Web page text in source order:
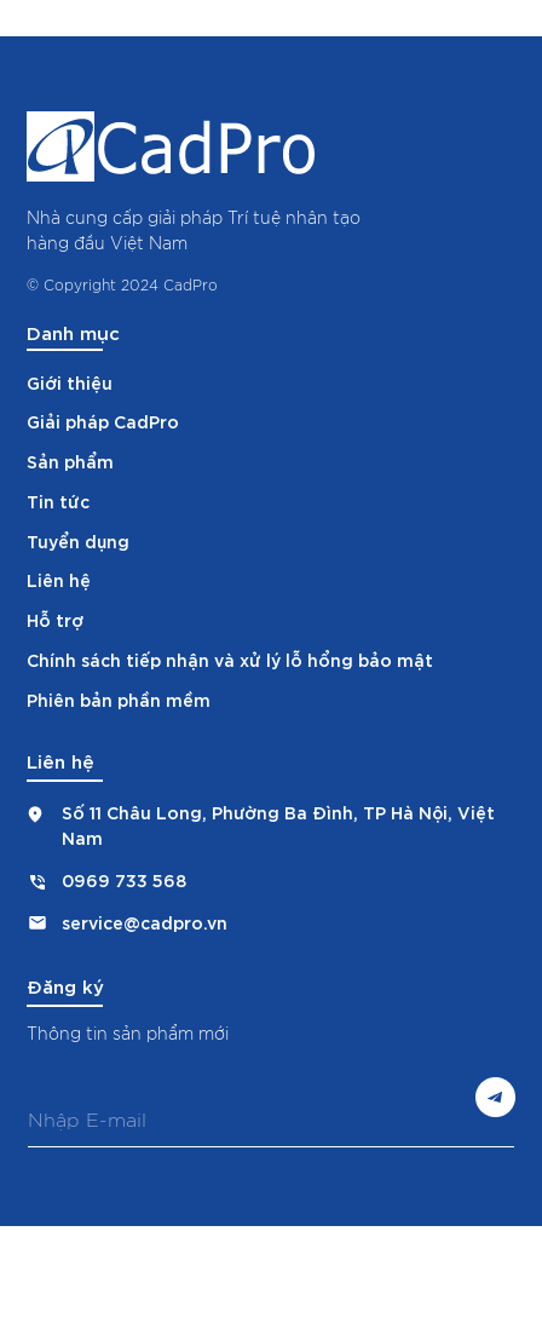
Nhà cung cấp giải pháp Trí tuệ nhân tạo
hàng đầu Việt Nam
© Copyright 2024 CadPro
Danh mục
Giới thiệu
Giải pháp CadPro
Sản phẩm
Tin tức
Tuyển dụng
Liên hệ
Hỗ trợ
Chính sách tiếp nhận và xử lý lỗ hổng bảo mật
Phiên bản phần mềm
Liên hệ
Số 11 Châu Long, Phường Ba Đình, TP Hà Nội, Việt
Nam
0969 733 568
service@cadpro.vn
Đăng ký
Thông tin sản phẩm mới
m
a